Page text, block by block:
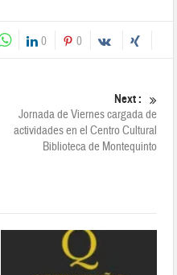
0 0
Next :
Jornada de Viernes cargada de
actividades en el Centro Cultural
Biblioteca de Montequinto